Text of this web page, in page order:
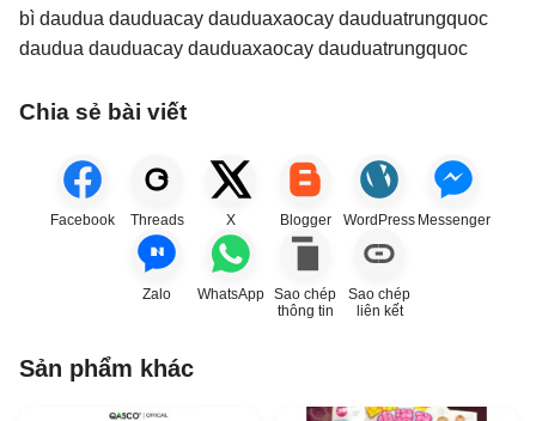
bì daudua dauduacay dauduaxaocay dauduatrungquoc
daudua dauduacay dauduaxaocay dauduatrungquoc
Chia sẻ bài viết
Facebook Threads X Blogger WordPress Messenger
Zalo WhatsApp Sao chép
thông tin
Sao chép
liên kết
Sản phẩm khác